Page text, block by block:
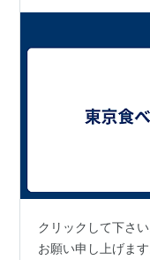
クリックして下さ
お願い申し上げます